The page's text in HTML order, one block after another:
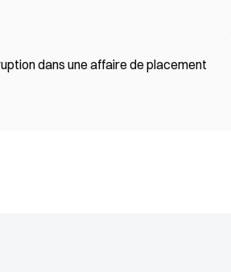
dans une affaire de placement